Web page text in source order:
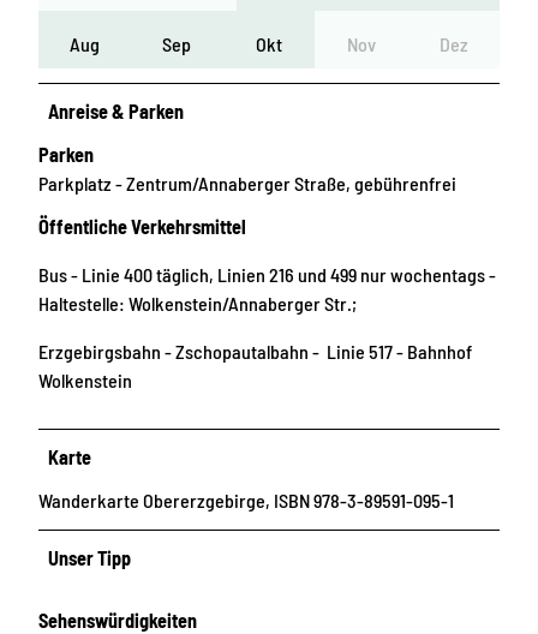
Aug Sep Okt Nov Dez
Anreise & Parken
Parken
Parkplatz - Zentrum/Annaberger Straße, gebührenfrei
Öffentliche Verkehrsmittel
Bus - Linie 400 täglich, Linien 216 und 499 nur wochentags -
Haltestelle: Wolkenstein/Annaberger Str.;
Erzgebirgsbahn - Zschopautalbahn - Linie 517 - Bahnhof
Wolkenstein
Karte
Wanderkarte Obererzgebirge, ISBN 978-3-89591-095-1
Unser Tipp
Sehenswürdigkeiten